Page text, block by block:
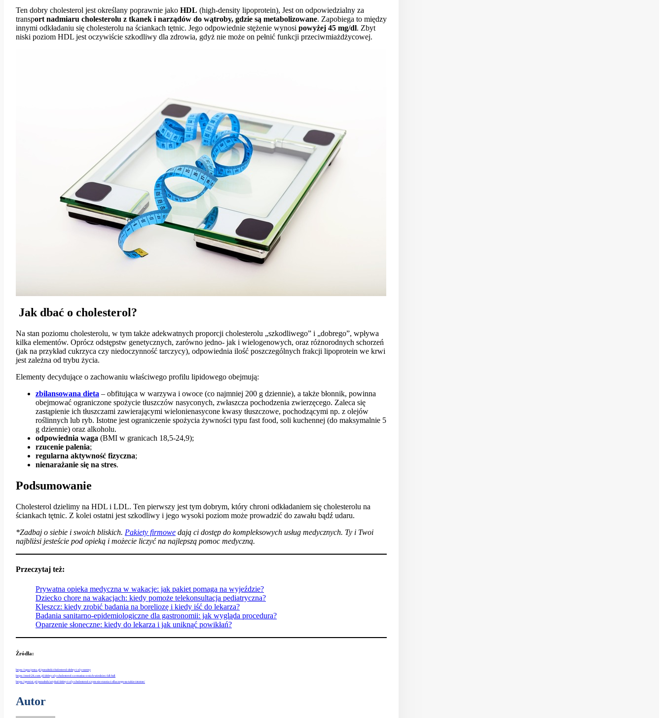
Ten dobry cholesterol jest określany poprawnie jako HDL (high-density lipoprotein), Jest on odpowiedzialny za
transport nadmiaru cholesterolu z tkanek i narządów do wątroby, gdzie są metabolizowane. Zapobiega to między
innymi odkładaniu się cholesterolu na ściankach tętnic. Jego odpowiednie stężenie wynosi powyżej 45 mg/dl. Zbyt
niski poziom HDL jest oczywiście szkodliwy dla zdrowia, gdyż nie może on pełnić funkcji przeciwmiażdżycowej.
Jak dbać o cholesterol?
Na stan poziomu cholesterolu, w tym także adekwatnych proporcji cholesterolu „szkodliwego” i „dobrego”, wpływa
kilka elementów. Oprócz odstępstw genetycznych, zarówno jedno- jak i wielogenowych, oraz różnorodnych schorzeń
(jak na przykład cukrzyca czy niedoczynność tarczycy), odpowiednia ilość poszczególnych frakcji lipoprotein we krwi
jest zależna od trybu życia.
Elementy decydujące o zachowaniu właściwego profilu lipidowego obejmują:
zbilansowana dieta – obfitująca w warzywa i owoce (co najmniej 200 g dziennie), a także błonnik, powinna
obejmować ograniczone spożycie tłuszczów nasyconych, zwłaszcza pochodzenia zwierzęcego. Zaleca się
zastąpienie ich tłuszczami zawierającymi wielonienasycone kwasy tłuszczowe, pochodzącymi np. z olejów
roślinnych lub ryb. Istotne jest ograniczenie spożycia żywności typu fast food, soli kuchennej (do maksymalnie 5
g dziennie) oraz alkoholu.
odpowiednia waga (BMI w granicach 18,5-24,9);
rzucenie palenia;
regularna aktywność fizyczna;
nienarażanie się na stres.
Podsumowanie
Cholesterol dzielimy na HDL i LDL. Ten pierwszy jest tym dobrym, który chroni odkładaniem się cholesterolu na
ściankach tętnic. Z kolei ostatni jest szkodliwy i jego wysoki poziom może prowadzić do zawału bądź udaru.
*Zadbaj o siebie i swoich bliskich. Pakiety firmowe dają ci dostęp do kompleksowych usług medycznych. Ty i Twoi
najbliżsi jesteście pod opieką i możecie liczyć na najlepszą pomoc medyczną.
Przeczytaj też:
Prywatna opieka medyczna w wakacje: jak pakiet pomaga na wyjeździe?
Dziecko chore na wakacjach: kiedy pomoże telekonsultacja pediatryczna?
Kleszcz: kiedy zrobić badania na boreliozę i kiedy iść do lekarza?
Badania sanitarno-epidemiologiczne dla gastronomii: jak wygląda procedura?
Oparzenie słoneczne: kiedy do lekarza i jak uniknąć powikłań?
Źródła:
https://upacjenta.pl/poradnik/cholesterol-dobry-i-zly-normy
https://med-24.com.pl/dobry-zly-cholesterol-co-musisz-o-nich-wiedziec-ldl-hdl
https://gemini.pl/poradnik/artykul/dobry-i-zly-cholesterol-czym-sie-roznia-i-dlaczego-sa-takie-istotne/
Autor